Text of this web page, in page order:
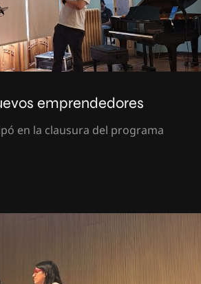
emprendedores
en la clausura del programa